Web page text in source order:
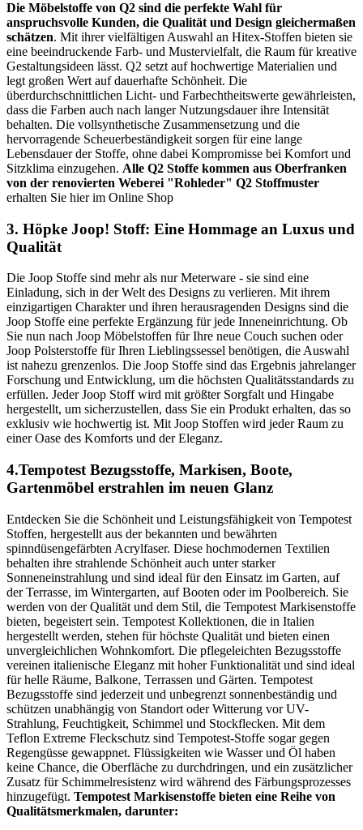
Die Möbelstoffe von Q2 sind die perfekte Wahl für
anspruchsvolle Kunden, die Qualität und Design gleichermaßen
schätzen. Mit ihrer vielfältigen Auswahl an Hitex-Stoffen bieten sie
eine beeindruckende Farb- und Mustervielfalt, die Raum für kreative
Gestaltungsideen lässt. Q2 setzt auf hochwertige Materialien und
legt großen Wert auf dauerhafte Schönheit. Die
überdurchschnittlichen Licht- und Farbechtheitswerte gewährleisten,
dass die Farben auch nach langer Nutzungsdauer ihre Intensität
behalten. Die vollsynthetische Zusammensetzung und die
hervorragende Scheuerbeständigkeit sorgen für eine lange
Lebensdauer der Stoffe, ohne dabei Kompromisse bei Komfort und
Sitzklima einzugehen. Alle Q2 Stoffe kommen aus Oberfranken
von der renovierten Weberei "Rohleder" Q2 Stoffmuster
erhalten Sie hier im Online Shop
3. Höpke Joop! Stoff: Eine Hommage an Luxus und
Qualität
Die Joop Stoffe sind mehr als nur Meterware - sie sind eine
Einladung, sich in der Welt des Designs zu verlieren. Mit ihrem
einzigartigen Charakter und ihren herausragenden Designs sind die
Joop Stoffe eine perfekte Ergänzung für jede Inneneinrichtung. Ob
Sie nun nach Joop Möbelstoffen für Ihre neue Couch suchen oder
Joop Polsterstoffe für Ihren Lieblingssessel benötigen, die Auswahl
ist nahezu grenzenlos. Die Joop Stoffe sind das Ergebnis jahrelanger
Forschung und Entwicklung, um die höchsten Qualitätsstandards zu
erfüllen. Jeder Joop Stoff wird mit größter Sorgfalt und Hingabe
hergestellt, um sicherzustellen, dass Sie ein Produkt erhalten, das so
exklusiv wie hochwertig ist. Mit Joop Stoffen wird jeder Raum zu
einer Oase des Komforts und der Eleganz.
4.Tempotest Bezugsstoffe, Markisen, Boote,
Gartenmöbel erstrahlen im neuen Glanz
Entdecken Sie die Schönheit und Leistungsfähigkeit von Tempotest
Stoffen, hergestellt aus der bekannten und bewährten
spinndüsengefärbten Acrylfaser. Diese hochmodernen Textilien
behalten ihre strahlende Schönheit auch unter starker
Sonneneinstrahlung und sind ideal für den Einsatz im Garten, auf
der Terrasse, im Wintergarten, auf Booten oder im Poolbereich. Sie
werden von der Qualität und dem Stil, die Tempotest Markisenstoffe
bieten, begeistert sein. Tempotest Kollektionen, die in Italien
hergestellt werden, stehen für höchste Qualität und bieten einen
unvergleichlichen Wohnkomfort. Die pflegeleichten Bezugsstoffe
vereinen italienische Eleganz mit hoher Funktionalität und sind ideal
für helle Räume, Balkone, Terrassen und Gärten. Tempotest
Bezugsstoffe sind jederzeit und unbegrenzt sonnenbeständig und
schützen unabhängig von Standort oder Witterung vor UV-
Strahlung, Feuchtigkeit, Schimmel und Stockflecken. Mit dem
Teflon Extreme Fleckschutz sind Tempotest-Stoffe sogar gegen
Regengüsse gewappnet. Flüssigkeiten wie Wasser und Öl haben
keine Chance, die Oberfläche zu durchdringen, und ein zusätzlicher
Zusatz für Schimmelresistenz wird während des Färbungsprozesses
hinzugefügt. Tempotest Markisenstoffe bieten eine Reihe von
Qualitätsmerkmalen, darunter: